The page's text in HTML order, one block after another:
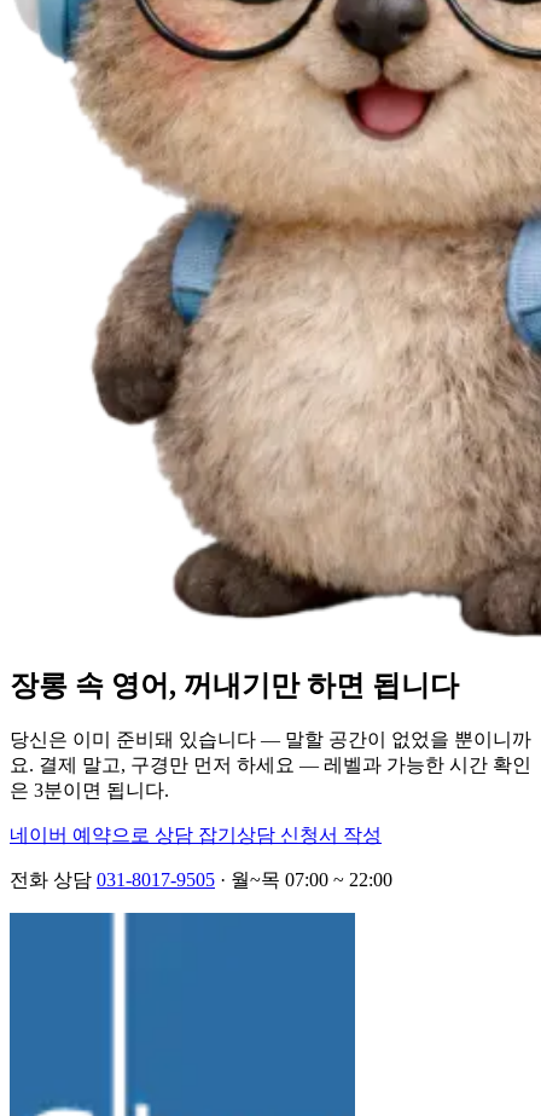
장롱 속 영어, 꺼내기만 하면 됩니다
당신은 이미 준비돼 있습니다 — 말할 공간이 없었을 뿐이니까
요. 결제 말고, 구경만 먼저 하세요 — 레벨과 가능한 시간 확인
은 3분이면 됩니다.
네이버 예약으로 상담 잡기 상담 신청서 작성
전화 상담 031-8017-9505 · 월~목 07:00 ~ 22:00